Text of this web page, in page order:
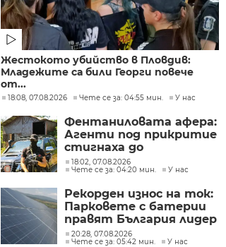
Жестокото убийство в Пловдив:
Младежите са били Георги повече
от...
18:08, 07.08.2026 Чете се за: 04:55 мин. У нас
Фентаниловата афера:
Агенти под прикритие
стигнаха до
лабораторията във
„Факултета“
18:02, 07.08.2026
Чете се за: 04:20 мин.
У нас
Рекорден износ на ток:
Парковете с батерии
правят България лидер
на пазара
20:28, 07.08.2026
Чете се за: 05:42 мин.
У нас